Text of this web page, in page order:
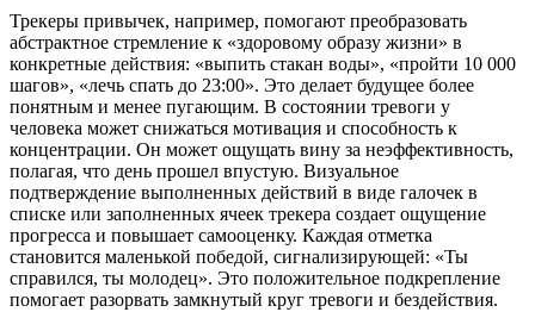
Трекеры привычек, например, помогают преобразовать
абстрактное стремление к «здоровому образу жизни» в
конкретные действия: «выпить стакан воды», «пройти 10 000
шагов», «лечь спать до 23:00». Это делает будущее более
понятным и менее пугающим. В состоянии тревоги у
человека может снижаться мотивация и способность к
концентрации. Он может ощущать вину за неэффективность,
полагая, что день прошел впустую. Визуальное
подтверждение выполненных действий в виде галочек в
списке или заполненных ячеек трекера создает ощущение
прогресса и повышает самооценку. Каждая отметка
становится маленькой победой, сигнализирующей: «Ты
справился, ты молодец». Это положительное подкрепление
помогает разорвать замкнутый круг тревоги и бездействия.